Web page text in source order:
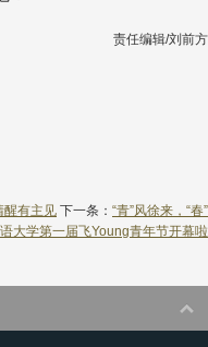
责任编辑/刘前方
有主见 下一条： “青”风徐来，“春”
大学第一届飞Young青年节开幕啦